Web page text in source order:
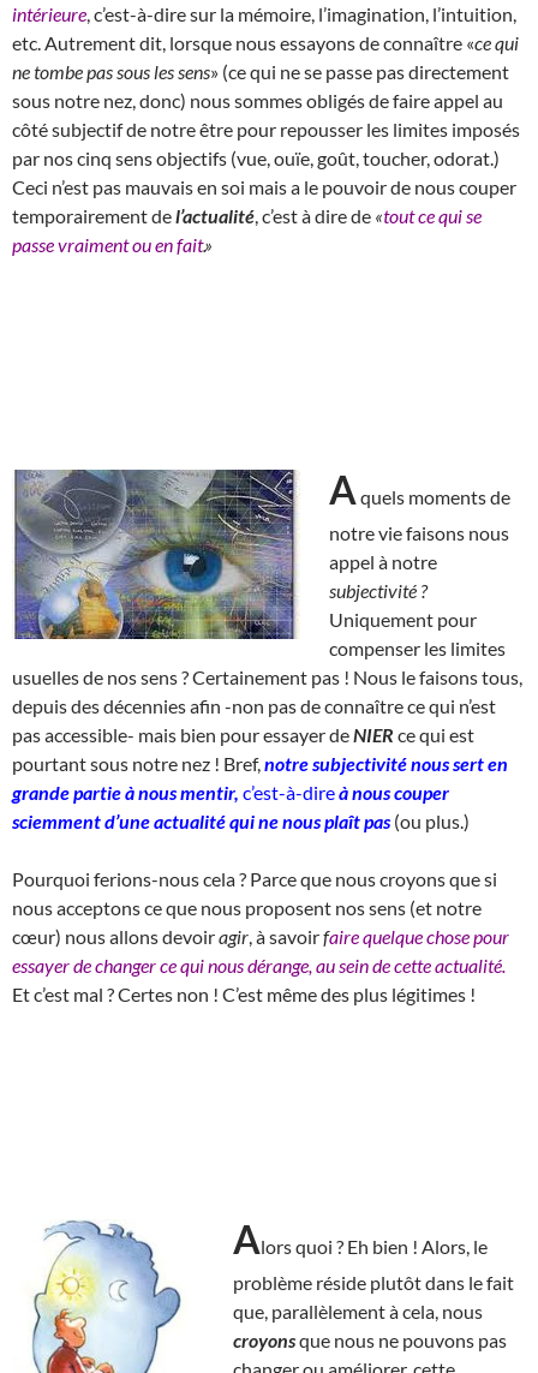
intérieure , c’est-à-dire sur la mémoire, l’imagination, l’intuition,
etc. Autrement dit, lorsque nous essayons de connaître «ce qui
ne tombe pas sous les sens» (ce qui ne se passe pas directement
sous notre nez, donc) nous sommes obligés de faire appel au
côté subjectif de notre être pour repousser les limites imposés
par nos cinq sens objectifs (vue, ouïe, goût, toucher, odorat.)
Ceci n’est pas mauvais en soi mais a le pouvoir de nous couper
temporairement del’actualité , c’est à dire de «tout ce qui se
passe vraiment ou en fait.»
A quels moments de
notre vie faisons nous
appel à notre
subjectivité ?
Uniquement pour
compenser les limites
usuelles de nos sens ? Certainement pas ! Nous le faisons tous,
depuis des décennies afin -non pas de connaître ce qui n’est
pas accessible- mais bien pour essayer deNIER ce qui est
pourtant sous notre nez ! Bref, notre subjectivité nous sert en
grande partie à nous mentir, c’est-à-direà nous couper
sciemment d’une actualité qui ne nous plaît pas(ou plus.)
Pourquoi ferions-nous cela ? Parce que nous croyons que si
nous acceptons ce que nous proposent nos sens (et notre
cœur) nous allons devoiragir , à savoirfaire quelque chose pour
essayer de changer ce qui nous dérange, au sein de cette actualité.
Et c’est mal ? Certes non ! C’est même des plus légitimes !
Alors quoi ? Eh bien ! Alors, le
problème réside plutôt dans le fait
que, parallèlement à cela, nous
croyonsque nous ne pouvons pas
changer ou améliorer, cette